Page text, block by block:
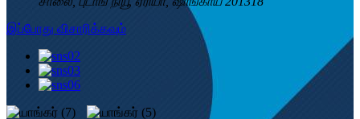
இப்போது விசாரிக்கவும்